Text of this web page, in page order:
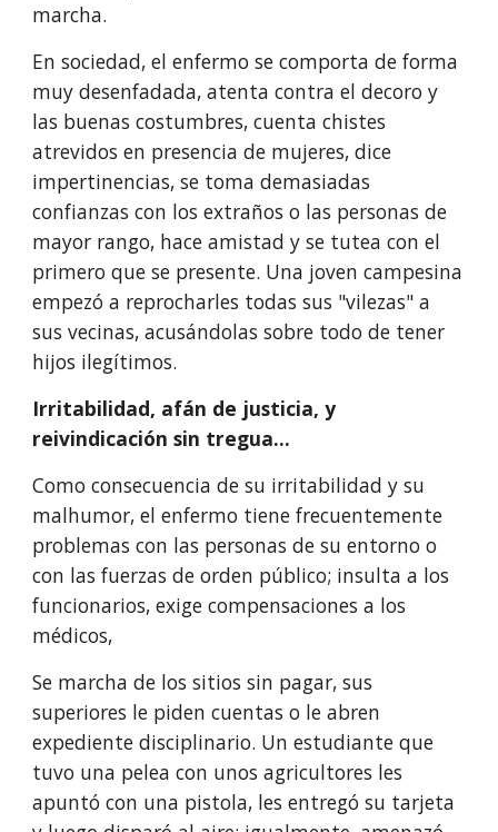
marcha.
En sociedad, el enfermo se comporta de forma
muy desenfadada, atenta contra el decoro y
las buenas costumbres, cuenta chistes
atrevidos en pre­sencia de mujeres, dice
impertinencias, se toma demasiadas
confianzas con los extraños o las personas de
mayor rango, hace amistad y se tutea con el
primero que se presente. Una joven campesina
empezó a reprocharles todas sus "vilezas" a
sus vecinas, acusándolas sobre todo de tener
hijos ilegítimos.
Irritabilidad, afán de justicia, y
reivindicación sin tregua…
Como consecuencia de su irritabilidad y su
malhumor, el enfermo tiene fre­cuentemente
problemas con las personas de su entorno o
con las fuerzas de orden público; insulta a los
funcionarios, exige compensaciones a los
médicos,
Se marcha de los sitios sin pagar, sus
superiores le piden cuentas o le abren
expediente disciplinario. Un estudiante que
tuvo una pelea con unos agri­cultores les
apuntó con una pistola, les entregó su tarjeta